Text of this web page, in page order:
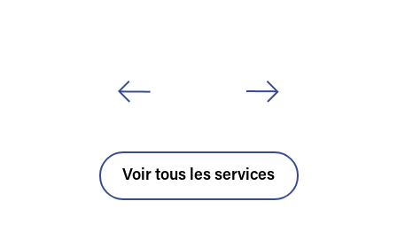
Voir tous les services